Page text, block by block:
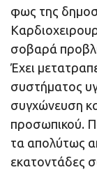
φως της
σοβαρά
Έχει
συστήματος
συγχώνευση
προσωπικού.
τα απολύτως
εκατοντάδες